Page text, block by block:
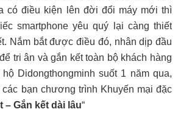
có điều kiện lên đời đổi máy mới thì
smartphone yêu quý lại càng thiết
Nắm bắt được điều đó, nhân dịp đầu
tri ân và gắn kết toàn bộ khách hàng
Didongthongminh suốt 1 năm qua,
bạn chương trình Khuyến mại đặc
– Gắn kết dài lâu“